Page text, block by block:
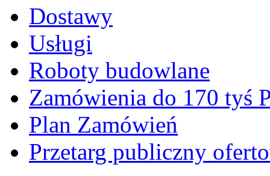
Dostawy
Usługi
Roboty budowlane
Zamówienia do 170 tyś
Plan Zamówień
Przetarg publiczny